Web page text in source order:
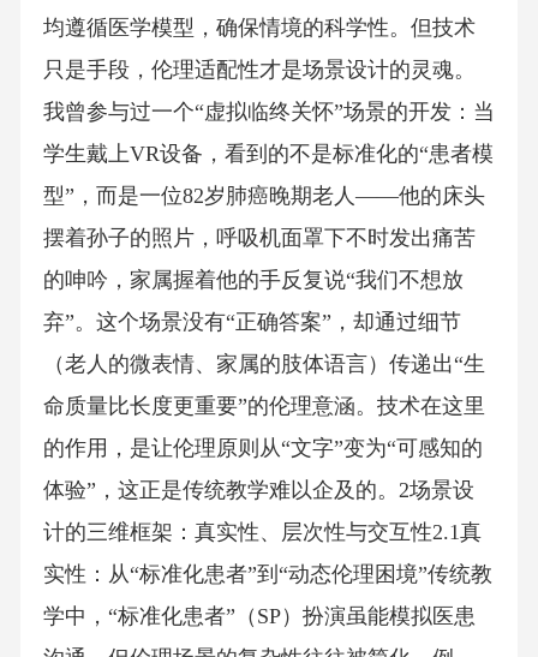
均遵循医学模型，确保情境的科学性。但技术
只是手段，伦理适配性才是场景设计的灵魂。
我曾参与过一个“虚拟临终关怀”场景的开发：当
学生戴上VR设备，看到的不是标准化的“患者模
型”，而是一位82岁肺癌晚期老人——他的床头
摆着孙子的照片，呼吸机面罩下不时发出痛苦
的呻吟，家属握着他的手反复说“我们不想放
弃”。这个场景没有“正确答案”，却通过细节
（老人的微表情、家属的肢体语言）传递出“生
命质量比长度更重要”的伦理意涵。技术在这里
的作用，是让伦理原则从“文字”变为“可感知的
体验”，这正是传统教学难以企及的。2场景设
计的三维框架：真实性、层次性与交互性2.1真
实性：从“标准化患者”到“动态伦理困境”传统教
学中，“标准化患者”（SP）扮演虽能模拟医患